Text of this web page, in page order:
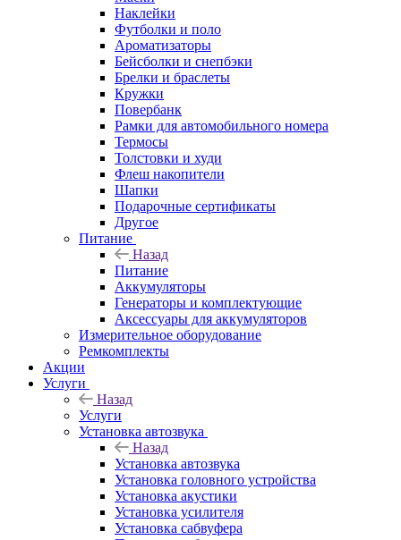
Наклейки
Футболки и поло
Ароматизаторы
Бейсболки и снепбэки
Брелки и браслеты
Кружки
Повербанк
Рамки для автомобильного номера
Термосы
Толстовки и худи
Флеш накопители
Шапки
Подарочные сертификаты
Другое
Питание
Назад
Питание
Аккумуляторы
Генераторы и комплектующие
Аксессуары для аккумуляторов
Измерительное оборудование
Ремкомплекты
Акции
Услуги
Назад
Услуги
Установка автозвука
Назад
Установка автозвука
Установка головного устройства
Установка акустики
Установка усилителя
Установка сабвуфера